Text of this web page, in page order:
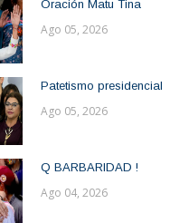
Oración Matu Tina
Ago 05, 2026
Patetismo presidencial
Ago 05, 2026
Q BARBARIDAD !
Ago 04, 2026